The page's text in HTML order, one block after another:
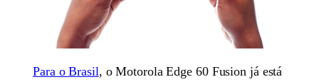
Para o Brasil, o Motorola Edge 60 Fusion já está